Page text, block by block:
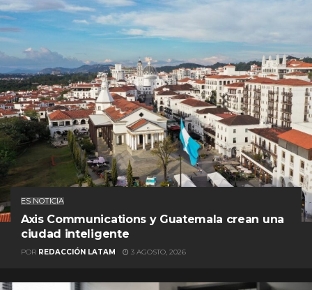
ES NOTICIA
Axis Communications y Guatemala crean una
ciudad inteligente
POR REDACCIÓN LATAM 3 AGOSTO, 2026